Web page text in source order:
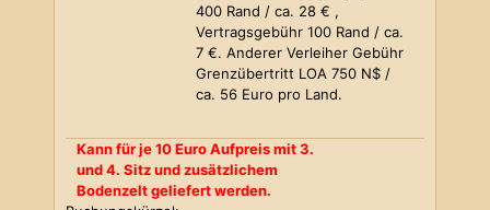
400 Rand / ca. 28 € ,
Vertragsgebühr 100 Rand / ca.
7 €. Anderer Verleiher Gebühr
Grenzübertritt LOA 750 N$ /
ca. 56 Euro pro Land.
Kann für je 10 Euro Aufpreis mit 3.
und 4. Sitz und zusätzlichem
Bodenzelt geliefert werden.